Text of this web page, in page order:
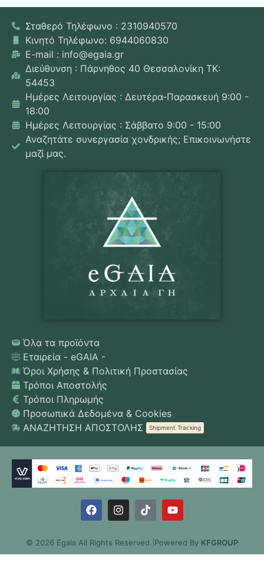
Σταθερό Τηλέφωνο : 2310940570
Κινητό Τηλέφωνο: 6944060830
E-mail : info@egaia.gr
Διεύθυνση : Πάρνηθος 40 Θεσσαλονίκη ΤΚ:
54453
Ημέρες Λειτουργίας : Δευτέρα-Παρασκευή 9:00 -
18:00
Ημέρες Λειτουργίας : Σάββατο 9:00 - 15:00
Αναζητάτε συνεργασία χονδρικής; Επικοινωνήστε
μαζί μας.
Όλα τα προϊόντα
Εταιρεία - eGAIA -
Όροι Χρήσης & Πολιτική Προστασίας
Τρόποι Αποστολής
Τρόποι Πληρωμής
Προσωπικά Δεδομένα & Cookies
ΑΝΑΖΗΤΗΣΗ ΑΠΟΣΤΟΛΗΣ
Shipment Tracking
© 2026 Egaia All Rights Reserved. Powered By KFGROUP